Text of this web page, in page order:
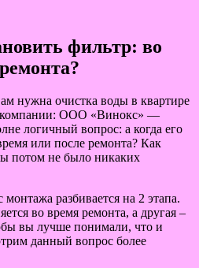
фильтр: во
нужна очистка воды в квартире
компании: ООО «Винокс» —
логичный вопрос: а когда его
или после ремонта? Как
потом не было никаких
разбивается на 2 этапа.
во время ремонта, а другая –
вы лучше понимали, что и
данный вопрос более